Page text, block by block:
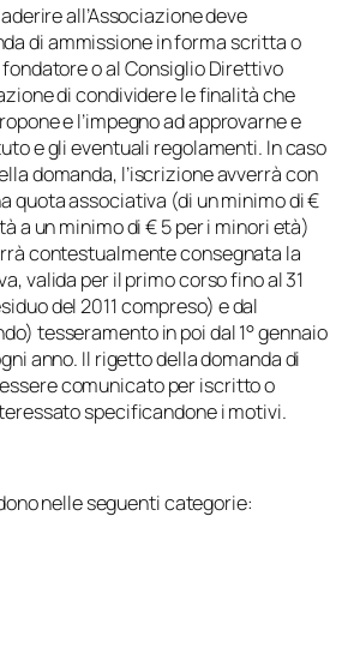
all’Associazione deve
di ammissione in forma scritta o
o al Consiglio Direttivo
di condividere le finalità che
e l’impegno ad approvarne e
e gli eventuali regolamenti. In caso
domanda, l’iscrizione avverrà con
quota associativa (di un minimo di €
a un minimo di € 5 per i minori età)
contestualmente consegnata la
valida per il primo corso fino al 31
del 2011 compreso) e dal
tesseramento in poi dal 1° gennaio
anno. Il rigetto della domanda di
comunicato per iscritto o
specificandone i motivi.
nelle seguenti categorie: